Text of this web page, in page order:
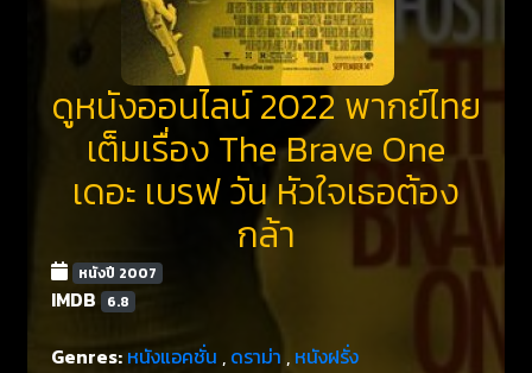
ดูหนังออนไลน์ 2022 พากย์ไทย
เต็มเรื่อง The Brave One
เดอะ เบรฟ วัน หัวใจเธอต้อง
กล้า
หนังปี 2007
IMDB 6.8
Genres: หนังแอคชั่น , ดราม่า , หนังฝรั่ง